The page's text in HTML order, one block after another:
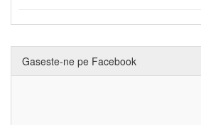
Gaseste-ne pe Facebook